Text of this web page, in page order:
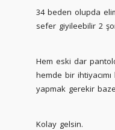
34 beden olupda
sefer giyileebilir 2
Hem eski dar
hemde bir
yapmak gerekir
Kolay gelsin.